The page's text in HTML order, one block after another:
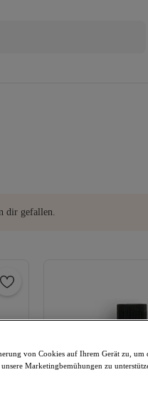
dir gefallen.
von Cookies auf Ihrem Gerät zu, um
Marketingbemühungen zu